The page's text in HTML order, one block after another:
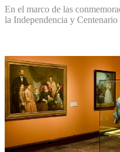
En el marco de las
la Independencia y